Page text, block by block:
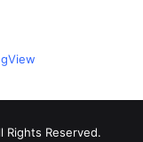
Rights Reserved.